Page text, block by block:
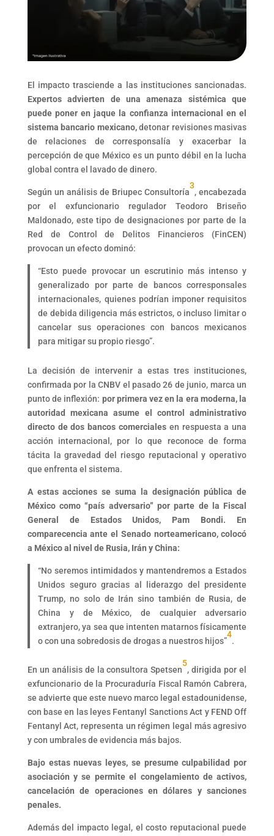
El impacto trasciende a las instituciones sancionadas.
Expertos advierten de una amenaza sistémica que
puede poner en jaque la confianza internacional en el
sistema bancario mexicano,detonar revisiones masivas
de relaciones de corresponsalía y exacerbar la
percepción de que México es un punto débil en la lucha
global contra el lavado de dinero.
Según un análisis de Briupec Consultoría
3
, encabezada
por el exfuncionario regulador Teodoro Briseño
Maldonado, este tipo de designaciones por parte de la
Red de Control de Delitos Financieros (FinCEN)
provocan un efecto dominó:
“Esto puede provocar un escrutinio más intenso y
generalizado por parte de bancos corresponsales
internacionales, quienes podrían imponer requisitos
de debida diligencia más estrictos, o incluso limitar o
cancelar sus operaciones con bancos mexicanos
para mitigar su propio riesgo”.
La decisión de intervenir a estas tres instituciones,
confirmada por la CNBV el pasado 26 de junio, marca un
punto de inflexión: por primera vez en la era moderna, la
autoridad mexicana asume el control administrativo
directo de dos bancos comerciales en respuesta a una
acción internacional, por lo que reconoce de forma
tácita la gravedad del riesgo reputacional y operativo
que enfrenta el sistema.
A estas acciones se suma la designación pública de
México como “país adversario” por parte de la Fiscal
General de Estados Unidos, Pam Bondi. En
comparecencia ante el Senado norteamericano, colocó
a México al nivel de Rusia, Irán y China:
“No seremos intimidados y mantendremos a Estados
Unidos seguro gracias al liderazgo del presidente
Trump, no solo de Irán sino también de Rusia, de
China y de México, de cualquier adversario
extranjero, ya sea que intenten matarnos físicamente
o con una sobredosis de drogas a nuestros hijos”
4
.
En un análisis de la consultora Spetsen
5
, dirigida por el
exfuncionario de la Procuraduría Fiscal Ramón Cabrera,
se advierte que este nuevo marco legal estadounidense,
con base en las leyes Fentanyl Sanctions Act y FEND Off
Fentanyl Act, representa un régimen legal más agresivo
y con umbrales de evidencia más bajos.
Bajo estas nuevas leyes, se presume culpabilidad por
asociación y se permite el congelamiento de activos,
cancelación de operaciones en dólares y sanciones
penales.
Además del impacto legal, el costo reputacional puede